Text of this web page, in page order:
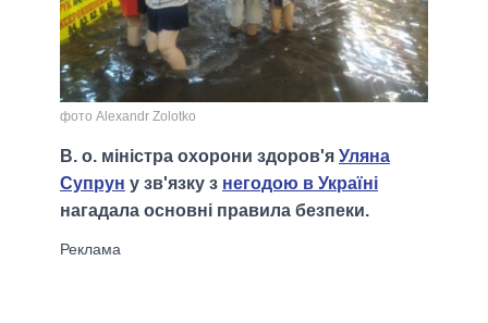
фото Alexandr Zolotko
В. о. міністра охорони здоров'я Уляна
Супрун у зв'язку з негодою в Україні
нагадала основні правила безпеки.